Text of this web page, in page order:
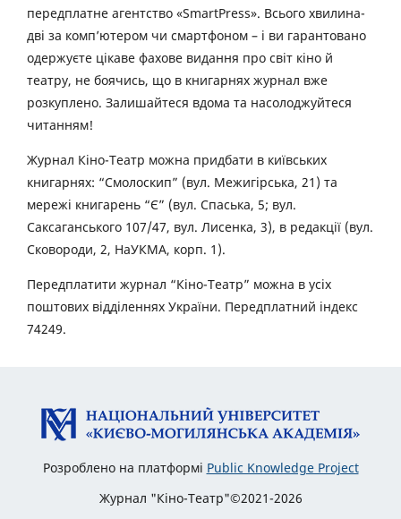
передплатне агентство «SmartPress». Всього хвилина-
дві за комп’ютером чи смартфоном – і ви гарантовано
одержуєте цікаве фахове видання про світ кіно й
театру, не боячись, що в книгарнях журнал вже
розкуплено. Залишайтеся вдома та насолоджуйтеся
читанням!
Журнал Кіно-Театр можна придбати в київських
книгарнях: “Смолоскип” (вул. Межигірська, 21) та
мережі книгарень “Є” (вул. Спаська, 5; вул.
Саксаганського 107/47, вул. Лисенка, 3), в редакції (вул.
Сковороди, 2, НаУКМА, корп. 1).
Передплатити журнал “Кіно-Театр” можна в усіх
поштових відділеннях України. Передплатний індекс
74249.
Розроблено на платформі Public Knowledge Project
Журнал "Кіно-Театр"©2021-2026